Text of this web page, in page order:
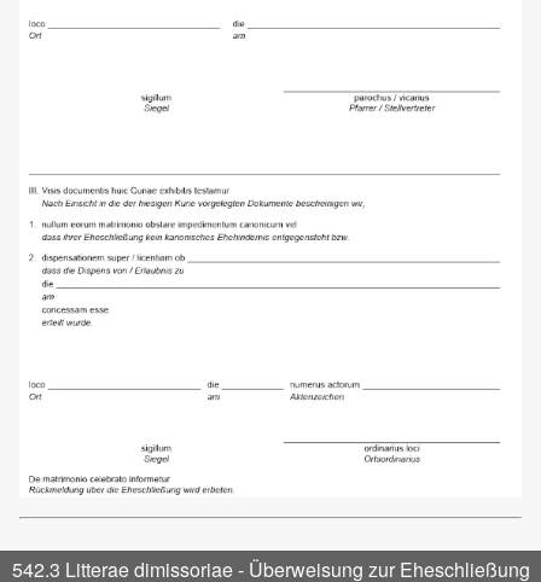
542.3 Litterae dimissoriae - Überweisung zur Eheschließung